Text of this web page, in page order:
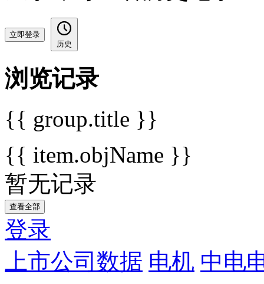
立即登录
历史
浏览记录
{{ group.title }}
{{ item.objName }}
暂无记录
查看全部
登录
上市公司数据 电机 中电